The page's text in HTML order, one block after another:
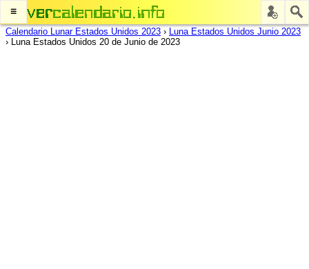
≡
Calendario Lunar Estados Unidos 2023 › Luna Estados Unidos Junio 2023
› Luna Estados Unidos 20 de Junio de 2023